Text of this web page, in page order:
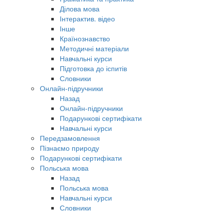
Ділова мова
Інтерактив. відео
Інше
Країнознавство
Методичні матеріали
Навчальні курси
Підготовка до іспитів
Словники
Онлайн-підручники
Назад
Онлайн-підручники
Подарункові сертифікати
Навчальні курси
Передзамовлення
Пізнаємо природу
Подарункові сертифікати
Польська мова
Назад
Польська мова
Навчальні курси
Словники